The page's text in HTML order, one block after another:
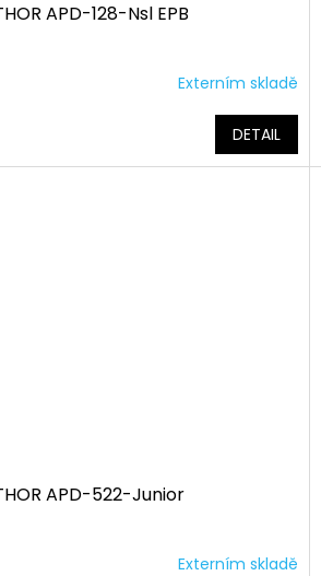
APD-128-Nsl EPB
Externím skladě
DETAIL
APD-522-Junior
Externím skladě